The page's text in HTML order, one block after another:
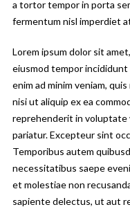
a tortor tempor in porta
fermentum nisl imperdiet
Lorem ipsum dolor sit
eiusmod tempor incididunt
enim ad minim veniam,
nisi ut aliquip ex ea
reprehenderit in voluptate
pariatur. Excepteur sint
Temporibus autem
necessitatibus saepe
et molestiae non
sapiente delectus, ut aut